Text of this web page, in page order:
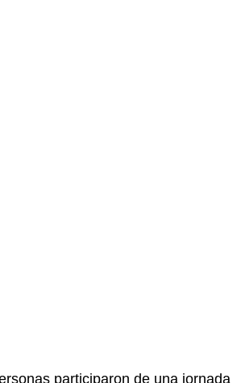
participaron de una jornada